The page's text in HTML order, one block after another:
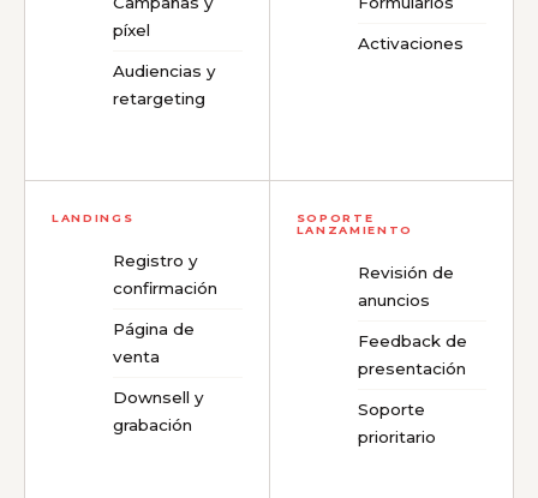
píxel
Audiencias y
retargeting
Activaciones
LANDINGS
Registro y
confirmación
Página de
venta
Downsell y
grabación
SOPORTE
LANZAMIENTO
Revisión de
anuncios
Feedback de
presentación
Soporte
prioritario